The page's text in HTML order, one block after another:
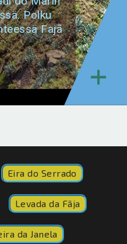
Polku
Fajã
+
Eira do Serrado
Levada da Fãja
da Janela